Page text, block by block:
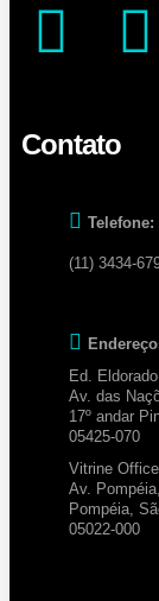
Contato
Telefone:
(11) 3434-
Ed.
Av. das
17º andar
05425-070
Vitrine
Av.
Pompéia,
05022-000